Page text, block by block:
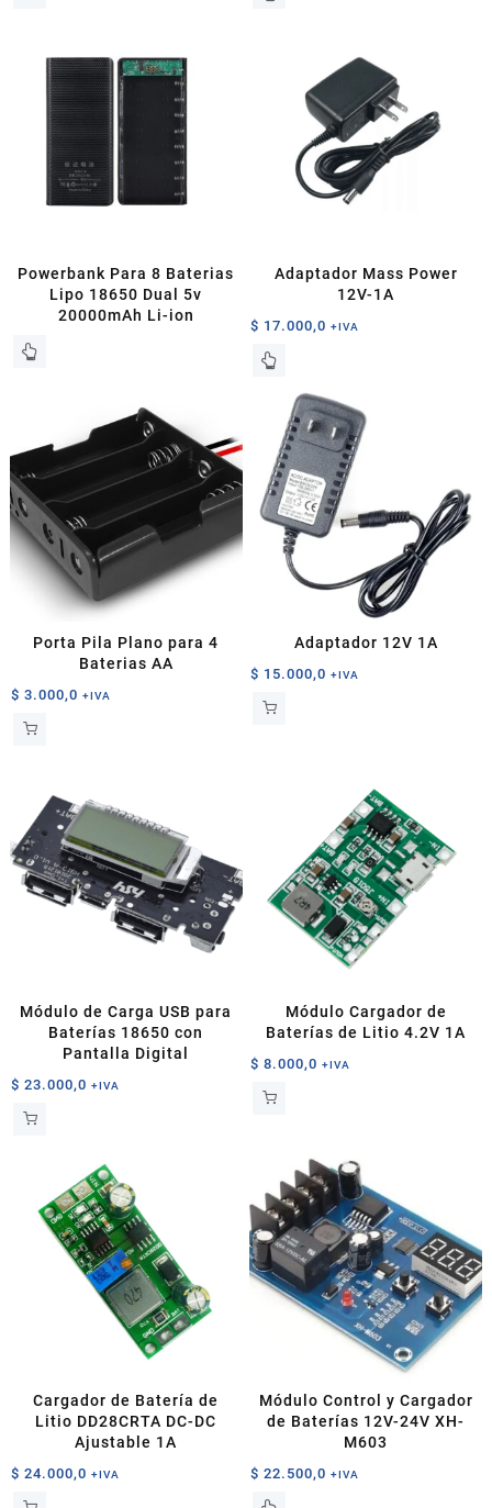
pueden
Powerbank Para 8 Baterias
Lipo 18650 Dual 5v
20000mAh Li-ion
Adaptador Mass Power
12V-1A
$ 17.000,0 +IVA
Porta Pila Plano para 4
Baterias AA
$ 3.000,0 +IVA
Adaptador 12V 1A
$ 15.000,0 +IVA
Módulo de Carga USB para
Baterías 18650 con
Pantalla Digital
$ 23.000,0 +IVA
Módulo Cargador de
Baterías de Litio 4.2V 1A
$ 8.000,0 +IVA
Cargador de Batería de
Litio DD28CRTA DC-DC
Ajustable 1A
$ 24.000,0 +IVA
Módulo Control y Cargador
de Baterías 12V-24V XH-
M603
$ 22.500,0 +IVA